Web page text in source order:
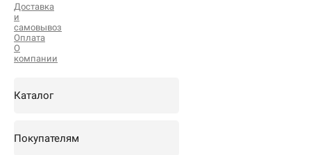
Доставка
и
самовывоз
Оплата
О
компании
Каталог
Покупателям